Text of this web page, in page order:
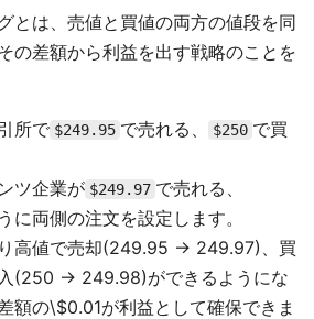
とは、売値と買値の両方の値段を同
の差額から利益を出す戦略のことを
所で $249.95 で売れる、 $250 で買
ツ企業が $249.97 で売れる、
に両側の注文を設定します。
高値で売却(249.95 → 249.97)、買
(250 → 249.98)ができるようにな
額の\$0.01が利益として確保できま